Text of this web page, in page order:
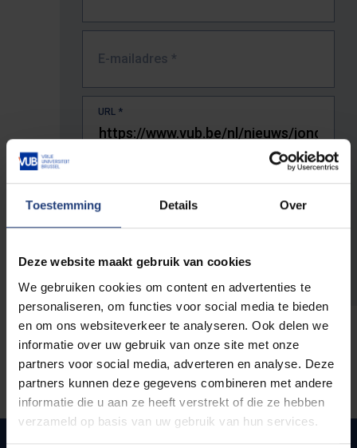
Toestemming Details Over
Deze website maakt gebruik van cookies
We gebruiken cookies om content en advertenties te
personaliseren, om functies voor social media te bieden
en om ons websiteverkeer te analyseren. Ook delen we
informatie over uw gebruik van onze site met onze
partners voor social media, adverteren en analyse. Deze
partners kunnen deze gegevens combineren met andere
informatie die u aan ze heeft verstrekt of die ze hebben
verzameld op basis van uw gebruik van hun services.
E-mailadres *
URL *
De volledige URL van de pagina waar je de fout zag.